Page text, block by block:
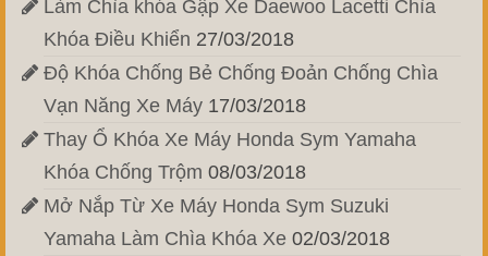
Làm Chìa khóa Gập Xe Daewoo Lacetti Chìa
Khóa Điều Khiển 27/03/2018
Độ Khóa Chống Bẻ Chống Đoản Chống Chìa
Vạn Năng Xe Máy 17/03/2018
Thay Ổ Khóa Xe Máy Honda Sym Yamaha
Khóa Chống Trộm 08/03/2018
Mở Nắp Từ Xe Máy Honda Sym Suzuki
Yamaha Làm Chìa Khóa Xe 02/03/2018